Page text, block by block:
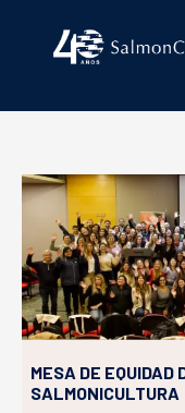
MESA DE EQUIDAD
SALMONICULTURA